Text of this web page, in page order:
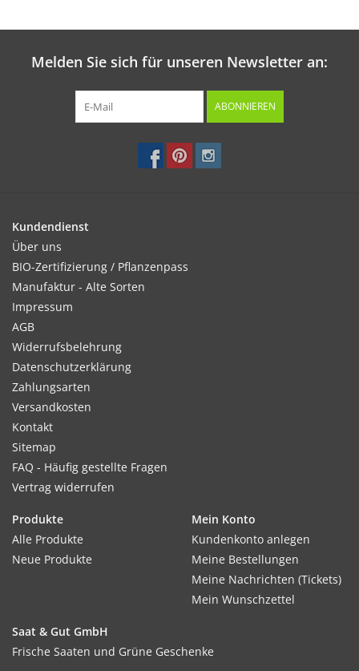
Melden Sie sich für unseren Newsletter an:
ABONNIEREN
Kundendienst
Über uns
BIO-Zertifizierung / Pflanzenpass
Manufaktur - Alte Sorten
Impressum
AGB
Widerrufsbelehrung
Datenschutzerklärung
Zahlungsarten
Versandkosten
Kontakt
Sitemap
FAQ - Häufig gestellte Fragen
Vertrag widerrufen
Produkte
Alle Produkte
Neue Produkte
Mein Konto
Kundenkonto anlegen
Meine Bestellungen
Meine Nachrichten (Tickets)
Mein Wunschzettel
Saat & Gut GmbH
Frische Saaten und Grüne Geschenke